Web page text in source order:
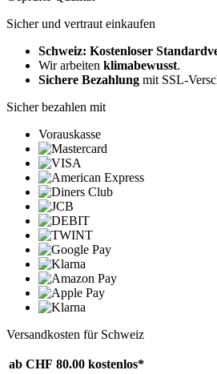
Sicher und vertraut einkaufen
Schweiz: Kostenloser
Wir arbeiten klimabewusst.
Sichere Bezahlung mit SSL-
Sicher bezahlen mit
Vorauskasse
Versandkosten für Schweiz
ab CHF 80.00 kostenlos*